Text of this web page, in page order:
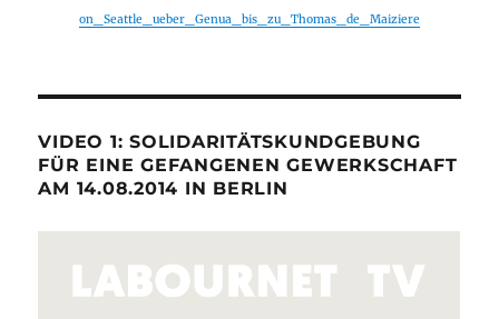
on_Seattle_ueber_Genua_bis_zu_Thomas_de_Maiziere
VIDEO 1: SOLIDARITÄTSKUNDGEBUNG
FÜR EINE GEFANGENEN GEWERKSCHAFT
AM 14.08.2014 IN BERLIN